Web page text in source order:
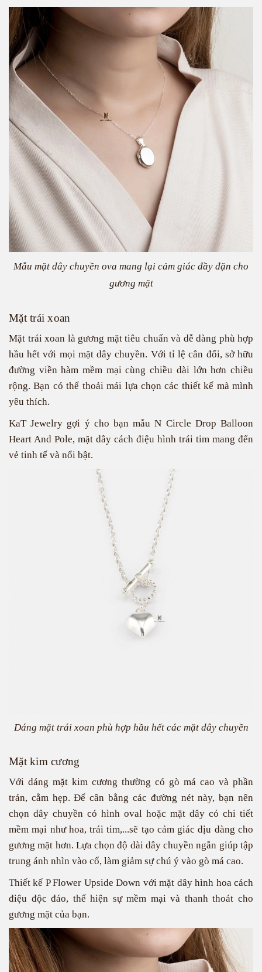
Mẫu mặt dây chuyền ova mang lại cảm giác đầy đặn cho
gương mặt
Mặt trái xoan
Mặt trái xoan là gương mặt tiêu chuẩn và dễ dàng phù hợp
hầu hết với mọi mặt dây chuyền. Với tỉ lệ cân đối, sở hữu
đường viền hàm mềm mại cùng chiều dài lớn hơn chiều
rộng. Bạn có thể thoải mái lựa chọn các thiết kế mà mình
yêu thích.
KaT Jewelry gợi ý cho bạn mẫuN Circle Drop Balloon
Heart And Pole, mặt dây cách điệu hình trái tim mang đến
vẻ tinh tế và nổi bật.
Dáng mặt trái xoan phù hợp hầu hết các mặt dây chuyền
Mặt kim cương
Với dáng mặt kim cương thường có gò má cao và phần
trán, cằm hẹp. Để cân bằng các đường nét này, bạn nên
chọn dây chuyền có hình oval hoặc mặt dây có chi tiết
mềm mại như hoa, trái tim,...sẽ tạo cảm giác dịu dàng cho
gương mặt hơn. Lựa chọn độ dài dây chuyền ngắn giúp tập
trung ánh nhìn vào cổ, làm giảm sự chú ý vào gò má cao.
Thiết kế P Flower Upside Down với mặt dây hình hoa cách
điệu độc đáo, thể hiện sự mềm mại và thanh thoát cho
gương mặt của bạn.